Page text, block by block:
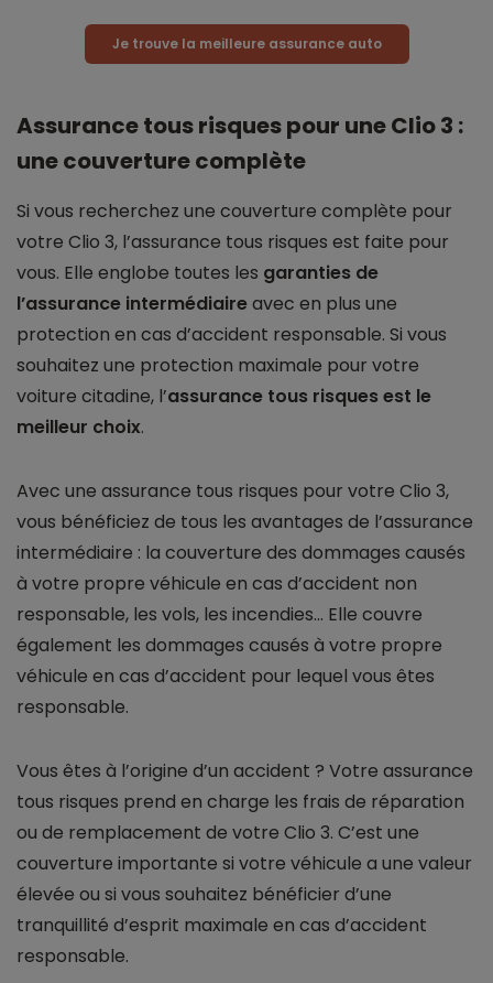
Je trouve la meilleure assurance auto
Assurance tous risques pour une Clio 3 :
une couverture complète
Si vous recherchez une couverture complète pour
votre Clio 3, l’assurance tous risques est faite pour
vous. Elle englobe toutes les garanties de
l’assurance intermédiaireavec en plus une
protection en cas d’accident responsable. Si vous
souhaitez une protection maximale pour votre
voiture citadine, l’assurance tous risques est le
meilleur choix.
Avec une assurance tous risques pour votre Clio 3,
vous bénéficiez de tous les avantages de l’assurance
intermédiaire : la couverture des dommages causés
à votre propre véhicule en cas d’accident non
responsable, les vols, les incendies… Elle couvre
également les dommages causés à votre propre
véhicule en cas d’accident pour lequel vous êtes
responsable.
Vous êtes à l’origine d’un accident ? Votre assurance
tous risques prend en charge les frais de réparation
ou de remplacement de votre Clio 3. C’est une
couverture importante si votre véhicule a une valeur
élevée ou si vous souhaitez bénéficier d’une
tranquillité d’esprit maximale en cas d’accident
responsable.